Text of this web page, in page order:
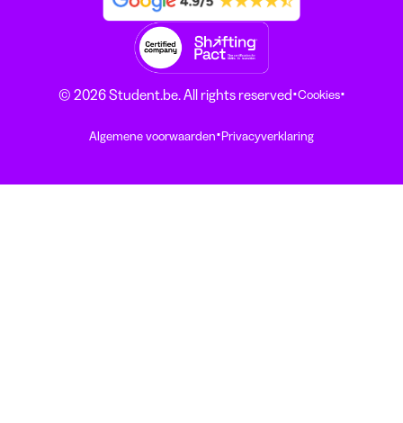
© 2026 Student.be. All rights reserved·Cookies·
Algemene voorwaarden·Privacyverklaring